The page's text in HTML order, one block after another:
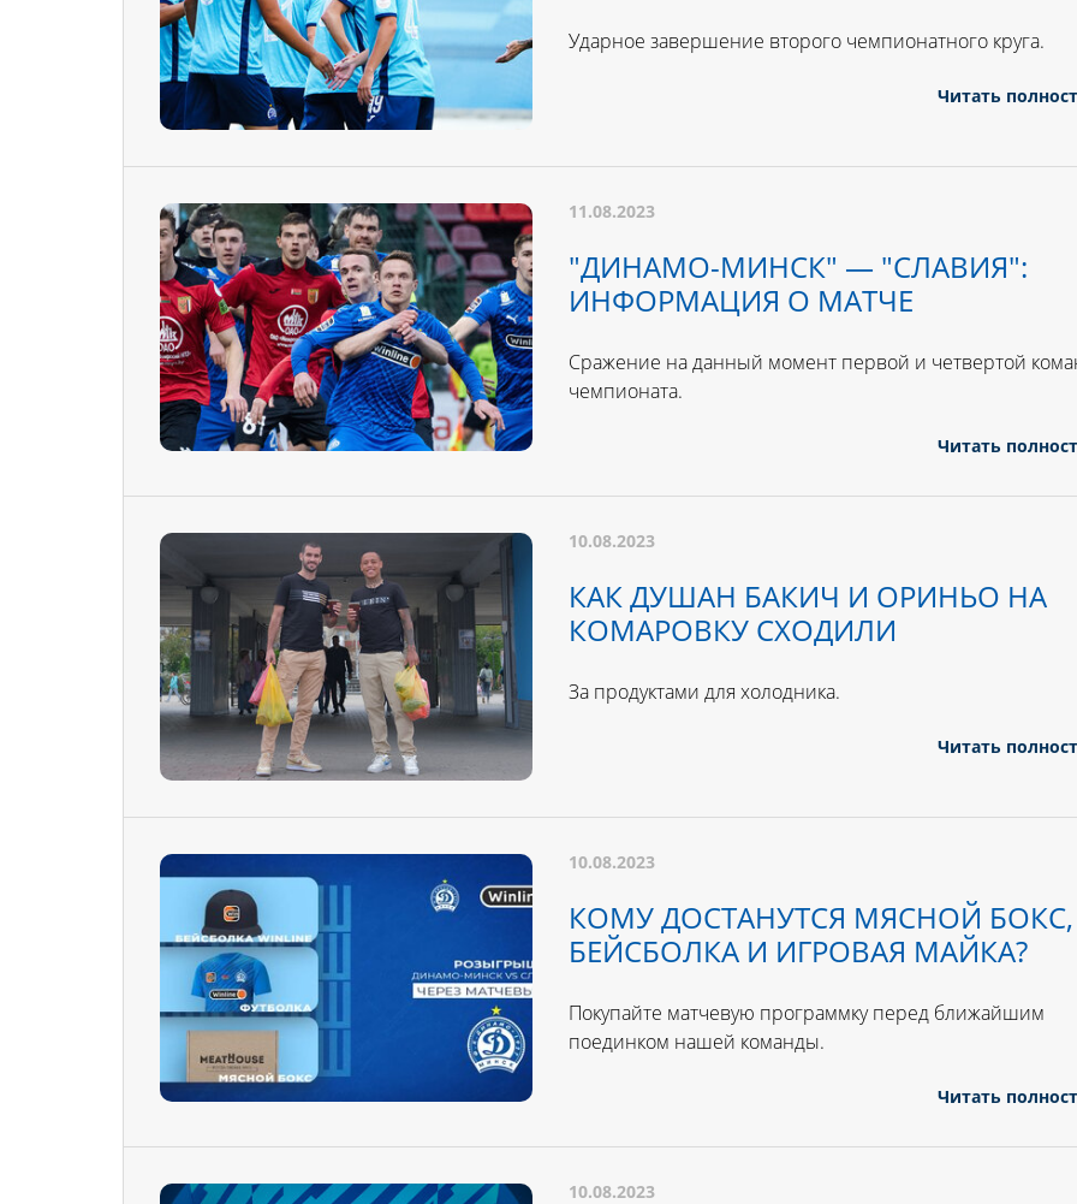
Ударное завершение второго чемпионатного круга.
Читать
11.08.2023
"ДИНАМО-МИНСК" — "СЛАВИЯ":
ИНФОРМАЦИЯ О МАТЧЕ
Сражение на данный момент первой и четвертой
чемпионата.
Читать
10.08.2023
КАК ДУШАН БАКИЧ И ОРИНЬО НА
КОМАРОВКУ СХОДИЛИ
За продуктами для холодника.
Читать
10.08.2023
КОМУ ДОСТАНУТСЯ МЯСНОЙ БОКС,
БЕЙСБОЛКА И ИГРОВАЯ МАЙКА?
Покупайте матчевую программку перед ближайшим
поединком нашей команды.
Читать
10.08.2023